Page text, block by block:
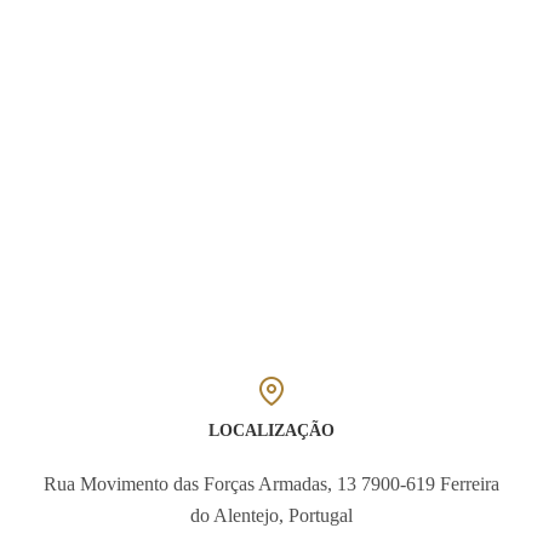
LOCALIZAÇÃO
Rua Movimento das Forças Armadas, 13 7900-619 Ferreira
do Alentejo, Portugal